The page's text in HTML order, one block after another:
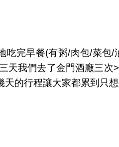
完早餐(有粥/肉包/菜包/
天我們去了金門酒廠三次
的行程讓大家都累到只